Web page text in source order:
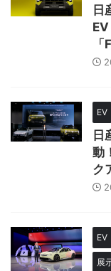
日
EV
日
動
ク
EV
展